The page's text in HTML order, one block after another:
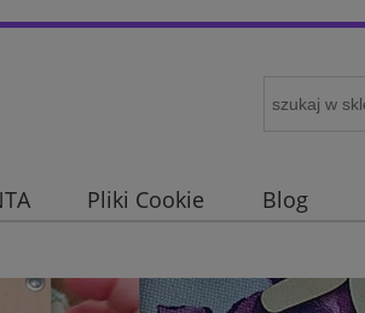
Pliki Cookie Blog